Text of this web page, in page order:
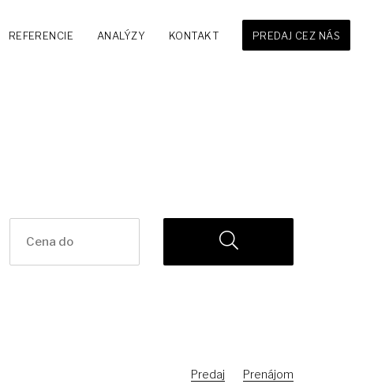
REFERENCIE ANALÝZY KONTAKT PREDAJ CEZ NÁS
Predaj Prenájom